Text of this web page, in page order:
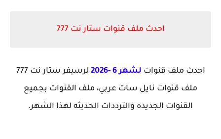
احدث ملف قنوات ستار نت 777
احدث ملف قنوات لشهر 6 -2026
لرسيفر ستار نت 777
ملف قنوات نايل سات عربي، ملف القنوات بجميع
القنوات الجديده والترددات الحديثه لهذا الشهر.